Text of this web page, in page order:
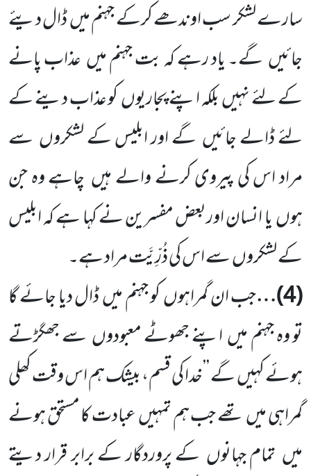
سارے لشکر سب اوندھے کرکے جہنم میںڈال دیئے
جائیںگے۔ یاد رہے کہ بت جہنم میںعذاب پانے
کے لئے نہیںبلکہ اپنے پجاریوںکو عذاب دینے کے
لئے ڈالے جائیں گے اور ابلیس کے لشکروں سے
مراد اس کی پیروی کرنے والے ہیں چاہے وہ جن
ہوںیا انسان اوربعض مفسرین نے کہا ہے کہ ابلیس
کے لشکروںسے اس کی ذُرِّیَّت مراد ہے۔
(
4
)…جب ان گمراہوںکو جہنم میںڈال دیا جائے گا
تو وہ جہنم میںاپنے جھوٹے معبودوںسے جھگڑتے
ہوئے کہیںگے ’’خدا کی قسم، بیشک ہم اس وقت کھلی
گمراہی میںتھے جب ہم تمہیںعبادت کا مستحق ہونے
میں تمام جہانوں کے پروردگارکے برابر قرار دیتے